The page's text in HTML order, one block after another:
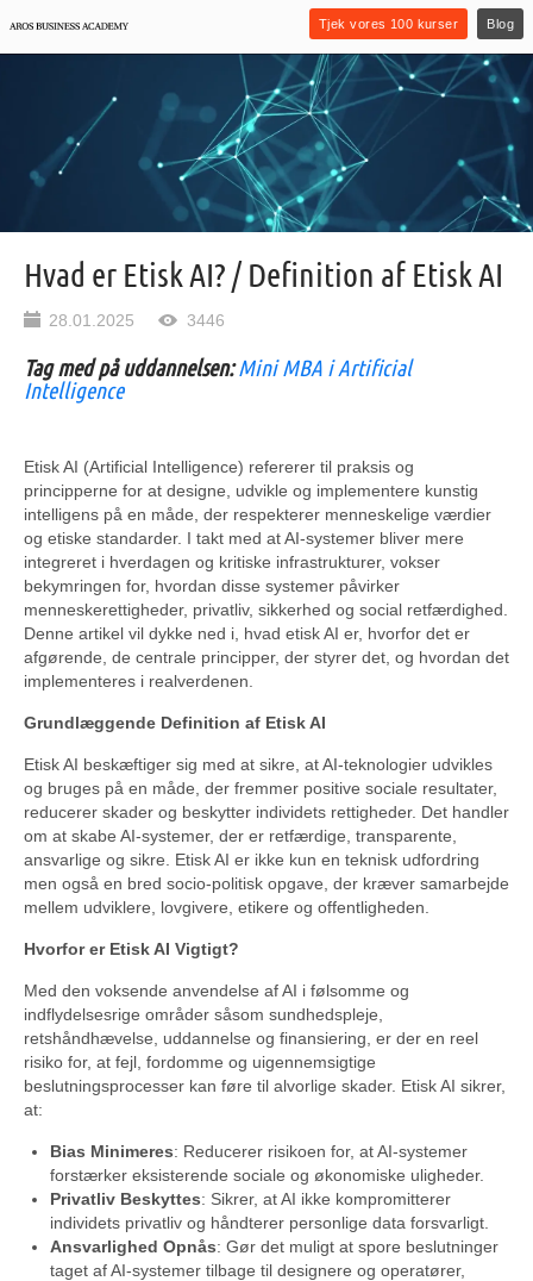
Tjek vores 100 kurser Blog
Hvad er Etisk AI? / Definition af Etisk AI
28.01.2025 3446
Tag med på uddannelsen:Mini MBA i Artificial
Intelligence
Etisk AI (Artificial Intelligence) refererer til praksis og
principperne for at designe, udvikle og implementere kunstig
intelligens på en måde, der respekterer menneskelige værdier
og etiske standarder. I takt med at AI-systemer bliver mere
integreret i hverdagen og kritiske infrastrukturer, vokser
bekymringen for, hvordan disse systemer påvirker
menneskerettigheder, privatliv, sikkerhed og social retfærdighed.
Denne artikel vil dykke ned i, hvad etisk AI er, hvorfor det er
afgørende, de centrale principper, der styrer det, og hvordan det
implementeres i realverdenen.
Grundlæggende Definition af Etisk AI
Etisk AI beskæftiger sig med at sikre, at AI-teknologier udvikles
og bruges på en måde, der fremmer positive sociale resultater,
reducerer skader og beskytter individets rettigheder. Det handler
om at skabe AI-systemer, der er retfærdige, transparente,
ansvarlige og sikre. Etisk AI er ikke kun en teknisk udfordring
men også en bred socio-politisk opgave, der kræver samarbejde
mellem udviklere, lovgivere, etikere og offentligheden.
Hvorfor er Etisk AI Vigtigt?
Med den voksende anvendelse af AI i følsomme og
indflydelsesrige områder såsom sundhedspleje,
retshåndhævelse, uddannelse og finansiering, er der en reel
risiko for, at fejl, fordomme og uigennemsigtige
beslutningsprocesser kan føre til alvorlige skader. Etisk AI sikrer,
at:
Bias Minimeres: Reducerer risikoen for, at AI-systemer
forstærker eksisterende sociale og økonomiske uligheder.
Privatliv Beskyttes: Sikrer, at AI ikke kompromitterer
individets privatliv og håndterer personlige data forsvarligt.
Ansvarlighed Opnås: Gør det muligt at spore beslutninger
taget af AI-systemer tilbage til designere og operatører,